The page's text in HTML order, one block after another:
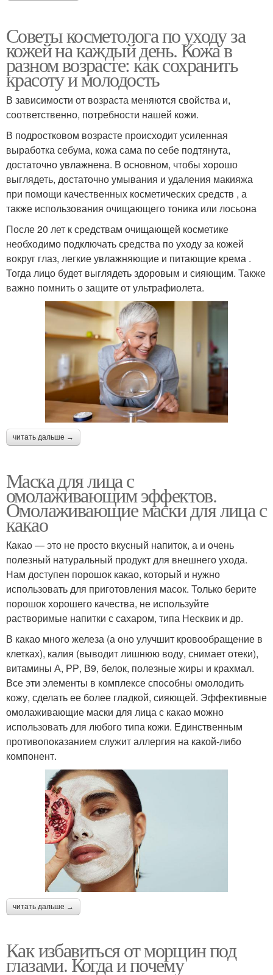
Советы косметолога по уходу за
кожей на каждый день. Кожа в
разном возрасте: как сохранить
красоту и молодость
В зависимости от возраста меняются свойства и,
соответственно, потребности нашей кожи.
В подростковом возрасте происходит усиленная
выработка себума, кожа сама по себе подтянута,
достаточно увлажнена. В основном, чтобы хорошо
выглядеть, достаточно умывания и удаления макияжа
при помощи качественных косметических средств , а
также использования очищающего тоника или лосьона
После 20 лет к средствам очищающей косметике
необходимо подключать средства по уходу за кожей
вокруг глаз, легкие увлажняющие и питающие крема .
Тогда лицо будет выглядеть здоровым и сияющим. Также
важно помнить о защите от ультрафиолета.
читать дальше →
Маска для лица с
омолаживающим эффектов.
Омолаживающие маски для лица с
какао
Какао — это не просто вкусный напиток, а и очень
полезный натуральный продукт для внешнего ухода.
Нам доступен порошок какао, который и нужно
использовать для приготовления масок. Только берите
порошок хорошего качества, не используйте
растворимые напитки с сахаром, типа Несквик и др.
В какао много железа (а оно улучшит кровообращение в
клетках), калия (выводит лишнюю воду, снимает отеки),
витамины А, РР, В9, белок, полезные жиры и крахмал.
Все эти элементы в комплексе способны омолодить
кожу, сделать ее более гладкой, сияющей. Эффективные
омолаживающие маски для лица с какао можно
использовать для любого типа кожи. Единственным
противопоказанием служит аллергия на какой-либо
компонент.
читать дальше →
Как избавиться от морщин под
глазами. Когда и почему